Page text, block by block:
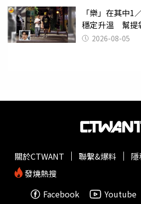
「樂」在其中1
穩定升溫 幫提
瞎眾人
2026-08-05
關於CTWANT 聯繫&爆料
發燒熱搜
Facebook
Youtube